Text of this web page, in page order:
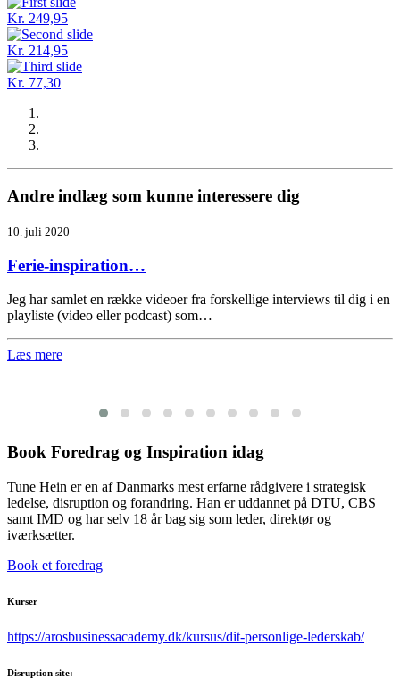
Kr. 249,95
Kr. 214,95
Kr. 77,30
Andre indlæg som kunne interessere dig
10. juli 2020
Ferie-inspiration…
Jeg har samlet en række videoer fra forskellige interviews til dig i en
playliste (video eller podcast) som…
Læs mere
Book Foredrag og Inspiration idag
Tune Hein er en af Danmarks mest erfarne rådgivere i strategisk
ledelse, disruption og forandring. Han er uddannet på DTU, CBS
samt IMD og har selv 18 år bag sig som leder, direktør og
iværksætter.
Book et foredrag
Kurser
https://arosbusinessacademy.dk/kursus/dit-personlige-lederskab/
Disruption site: